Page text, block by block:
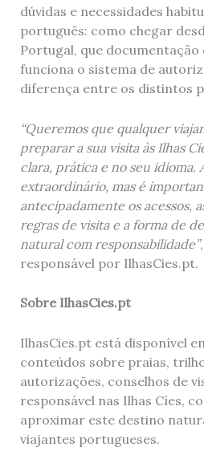
dúvidas e necessidades
português: como chegar
Portugal, que documentação
funciona o sistema de
diferença entre os distintos
“Queremos que qualquer
preparar a sua visita às Ilhas
clara, prática e no seu idioma.
extraordinário, mas é
antecipadamente os acessos,
regras de visita e a forma de
natural com responsabilidade”
responsável por IlhasCies.pt.
Sobre IlhasCies.pt
IlhasCies.pt está disponível
conteúdos sobre praias,
autorizações, conselhos de
responsável nas Ilhas Cíes,
aproximar este destino
viajantes portugueses.